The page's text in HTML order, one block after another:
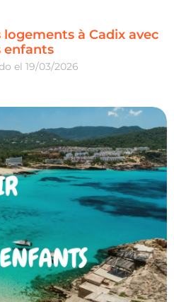
à Cadix avec
enfants
19/03/2026